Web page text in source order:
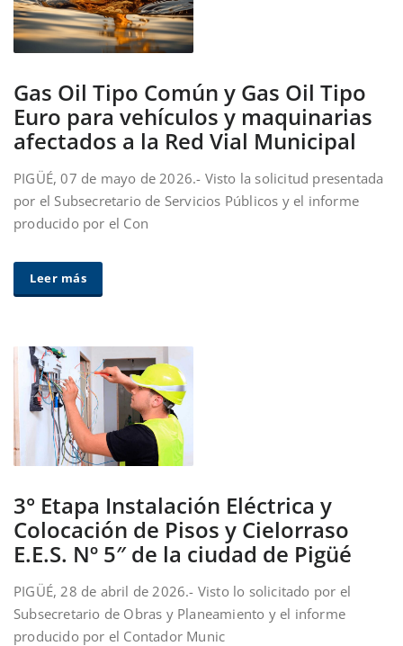
Gas Oil Tipo Común y Gas Oil Tipo
Euro para vehículos y maquinarias
afectados a la Red Vial Municipal
PIGÜÉ, 07 de mayo de 2026.- Visto la solicitud presentada
por el Subsecretario de Servicios Públicos y el informe
producido por el Con
Leer más
3° Etapa Instalación Eléctrica y
Colocación de Pisos y Cielorraso
E.E.S. Nº 5″ de la ciudad de Pigüé
PIGÜÉ, 28 de abril de 2026.- Visto lo solicitado por el
Subsecretario de Obras y Planeamiento y el informe
producido por el Contador Munic